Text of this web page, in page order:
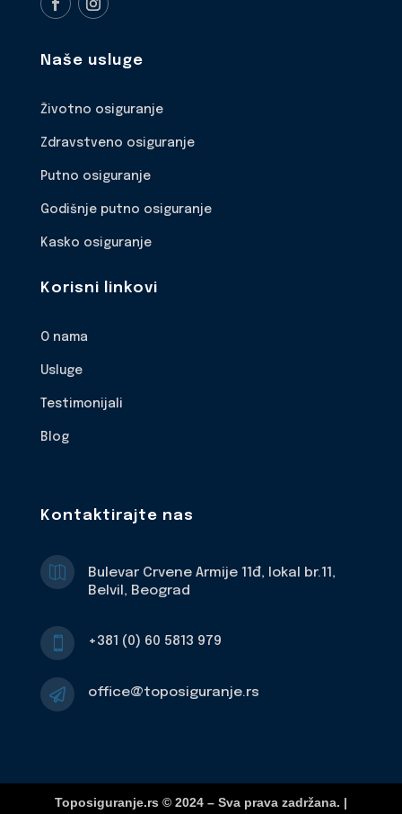
Naše usluge
Životno osiguranje
Zdravstveno osiguranje
Putno osiguranje
Godišnje putno osiguranje
Kasko osiguranje
Korisni linkovi
O nama
Usluge
Testimonijali
Blog
Kontaktirajte nas
Bulevar Crvene Armije 11đ, lokal br.11,
Belvil, Beograd
+381 (0) 60 5813 979
 office@toposiguranje.rs
Toposiguranje.rs © 2024 – Sva prava zadržana. |